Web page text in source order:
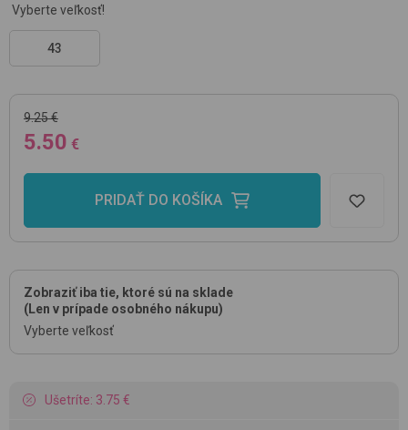
Vyberte veľkosť!
43
9.25 €
5.50 €
PRIDAŤ DO KOŠÍKA
Zobraziť iba tie, ktoré sú na sklade
(Len v prípade osobného nákupu)
Vyberte veľkosť
Ušetríte: 3.75 €